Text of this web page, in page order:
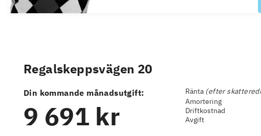
Regalskeppsvägen 20
Din kommande månadsutgift:
9 691 kr
Ränta (efter
Amortering
Driftkostnad
Avgift